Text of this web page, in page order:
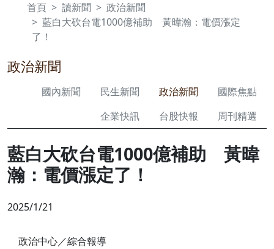
首頁 讀新聞
政治新聞
藍白大砍台電1000億補助 黃暐瀚：電價漲定
了！
政治新聞
國內新聞 民生新聞 政治新聞
國際焦點
企業快訊
台股快報 周刊精選
藍白大砍台電1000億補助 黃暐
瀚：電價漲定了！
2025/1/21
政治中心／綜合報導